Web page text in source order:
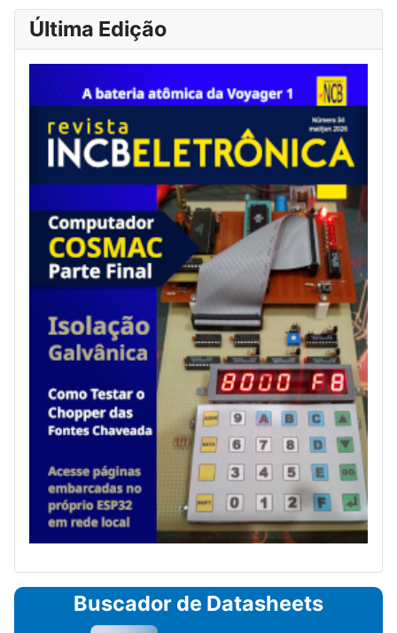
Última Edição
Buscador de Datasheets